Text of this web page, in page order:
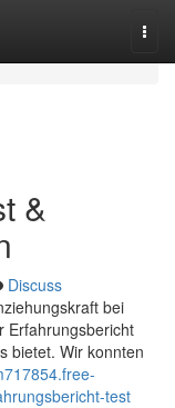
&
Discuss
bei
Erfahrungsbericht
bietet. Wir konnten
test